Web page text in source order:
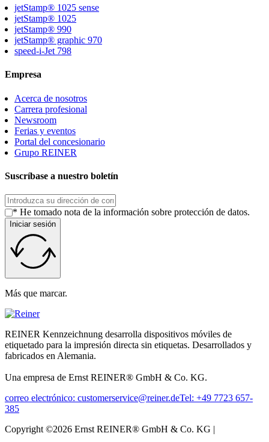
jetStamp® 1025 sense
jetStamp® 1025
jetStamp® 990
jetStamp® graphic 970
speed-i-Jet 798
Empresa
Acerca de nosotros
Carrera profesional
Newsroom
Ferias y eventos
Portal del concesionario
Grupo REINER
Suscríbase a nuestro boletín
* He tomado nota de la información sobre protección de datos.
Iniciar sesión
Más que marcar.
REINER Kennzeichnung desarrolla dispositivos móviles de
etiquetado para la impresión directa sin etiquetas. Desarrollados y
fabricados en Alemania.
Una empresa de Ernst REINER® GmbH & Co. KG.
correo electrónico: customerservice@reiner.deTel: +49 7723 657-
385
Copyright ©2026 Ernst REINER® GmbH & Co. KG |